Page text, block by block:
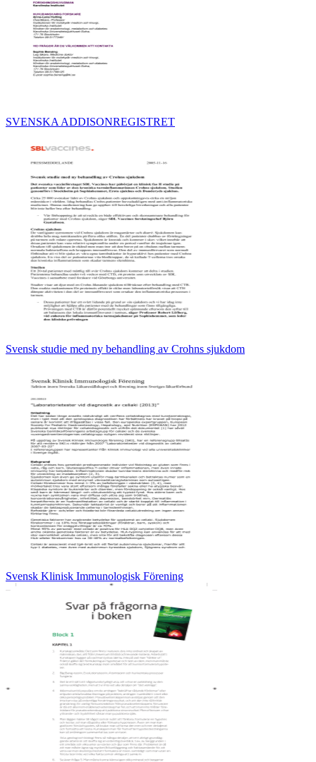
SVENSKA ADDISONREGISTRET
Svensk studie med ny behandling av Crohns sjukdom
Svensk Klinisk Immunologisk Förening